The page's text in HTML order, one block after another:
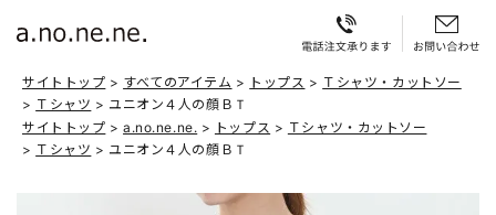
サイトトップ すべてのアイテム トップス
Ｔシャツ・カットソー
Ｔシャツ
ユニオン４人の顔ＢＴ
サイトトップ
a.no.ne.ne. トップス
Ｔシャツ・カットソー
Ｔシャツ
ユニオン４人の顔ＢＴ